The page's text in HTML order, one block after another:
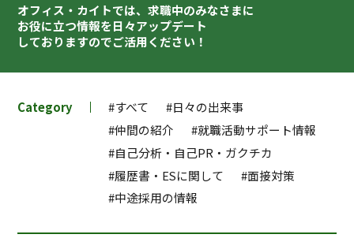
オフィス・カイトでは、求職中のみなさまに
お役に立つ情報を日々アップデート
しておりますのでご活用ください！
Category #すべて
#日々の出来事
#仲間の紹介
#就職活動サポート情報
#自己分析・自己PR・ガクチカ
#履歴書・ESに関して
#面接対策
#中途採用の情報